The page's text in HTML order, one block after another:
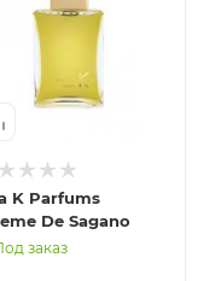
K Parfums
De Sagano
заказ